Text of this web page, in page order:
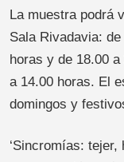
La muestra podrá
Sala Rivadavia:
horas y de 18.00
a 14.00 horas. El
domingos y
‘Sincromías: tejer,